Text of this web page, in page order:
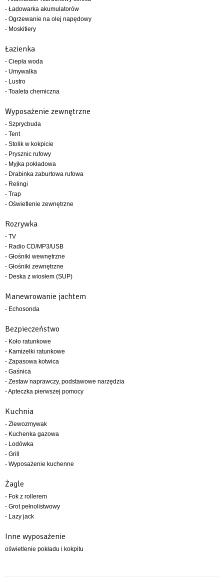
- Ładowarka akumulatorów
- Ogrzewanie na olej napędowy
- Moskitiery
Łazienka
- Ciepła woda
- Umywalka
- Lustro
- Toaleta chemiczna
Wyposażenie zewnętrzne
- Szprycbuda
- Tent
- Stolik w kokpicie
- Prysznic rufowy
- Myjka pokładowa
- Drabinka zaburtowa rufowa
- Relingi
- Trap
- Oświetlenie zewnętrzne
Rozrywka
- TV
- Radio CD/MP3/USB
- Głośniki wewnętrzne
- Głośniki zewnętrzne
- Deska z wiosłem (SUP)
Manewrowanie jachtem
- Echosonda
Bezpieczeństwo
- Koło ratunkowe
- Kamizelki ratunkowe
- Zapasowa kotwica
- Gaśnica
- Zestaw naprawczy, podstawowe narzędzia
- Apteczka pierwszej pomocy
Kuchnia
- Zlewozmywak
- Kuchenka gazowa
- Lodówka
- Grill
- Wyposażenie kuchenne
Żagle
- Fok z rollerem
- Grot pełnolistwowy
- Lazy jack
Inne wyposażenie
oświetlenie pokładu i kokpitu